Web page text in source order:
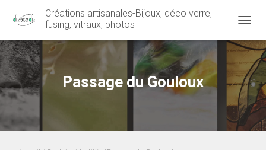
Créations artisanales-Bijoux, déco verre,
fusing, vitraux, photos
Passage du Gouloux